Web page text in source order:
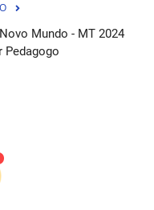
Mundo - MT 2024
Pedagogo